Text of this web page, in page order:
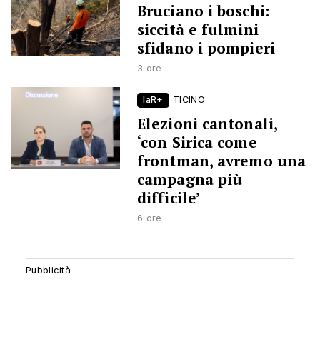
Bruciano i boschi:
siccità e fulmini
sfidano i pompieri
3 ore
laR+ TICINO
Elezioni cantonali,
‘con Sirica come
frontman, avremo una
campagna più
difficile’
6 ore